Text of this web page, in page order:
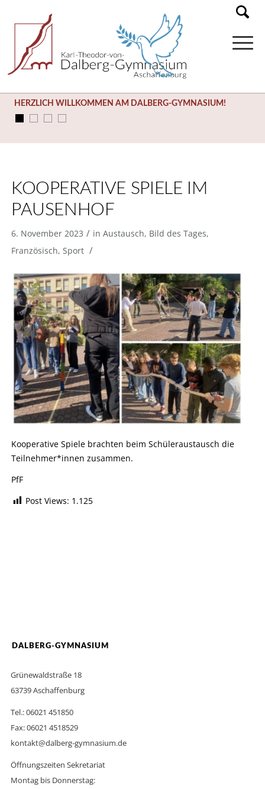
HERZLICH WILLKOMMEN AM DALBERG-GYMNASIUM!
KOOPERATIVE SPIELE IM
PAUSENHOF
6. November 2023 / in Austausch, Bild des Tages,
Französisch, Sport /
Kooperative Spiele brachten beim Schüleraustausch die
Teilnehmer*innen zusammen.
PfF
Post Views: 1.125
DALBERG-GYMNASIUM
Grünewaldstraße 18
63739 Aschaffenburg
Tel.: 06021 451850
Fax: 06021 4518529
kontakt@dalberg-gymnasium.de
Öffnungszeiten Sekretariat
Montag bis Donnerstag: